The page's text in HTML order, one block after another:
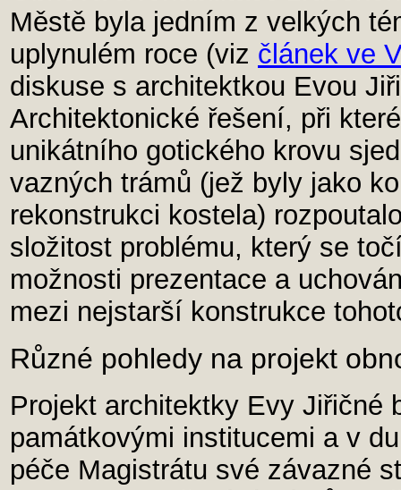
Městě byla jedním z velkých
uplynulém roce (viz článek ve
diskuse s architektkou Evou
Architektonické řešení, při
unikátního gotického krovu
vazných trámů (jež byly jako
rekonstrukci kostela)
složitost problému, který se
možnosti prezentace a
mezi nejstarší konstrukce
Různé pohledy na projekt
Projekt architektky Evy Jiřičné
památkovými institucemi a v
péče Magistrátu své závazné